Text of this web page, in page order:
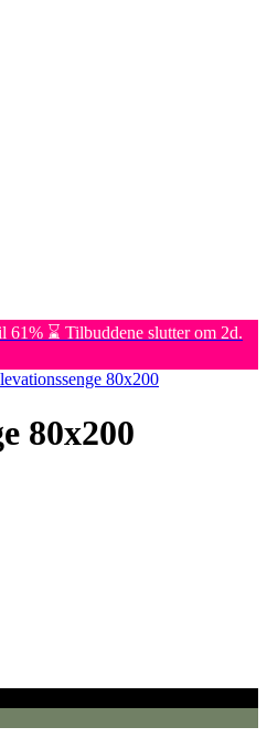
⌛ Tilbuddene slutter om 2d.
80x200
80x200